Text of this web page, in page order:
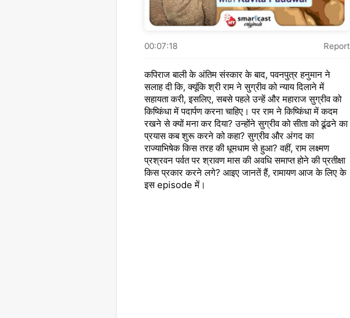
00:07:18 Report
कपिराज बाली के अंतिम संस्कार के बाद, पवनपुत्र हनुमान ने
सलाह दी कि, क्यूंकि श्री राम ने सुग्रीव को न्याय दिलाने में
सहायता करी, इसलिए, सबसे पहले उन्हें और महाराज सुग्रीव को
किष्किंधा में पदार्पण करना चाहिए। पर राम ने किष्किंधा में कदम
रखने से क्यों मना कर दिया? उन्होंने सुग्रीव को सीता को ढूंढने का
प्रयास कब शुरू करने को कहा? सुग्रीव और अंगद का
राज्याभिषेक किस तरह की धूमधाम से हुआ? वहीं, राम लक्ष्मण
प्रश्रवन पर्वत पर श्रावण मास की अवधि समाप्त होने की प्रतीक्षा
किस प्रकार करने लगे? आइए जानतें हैं, रामायण आज के लिए के
इस episode में।